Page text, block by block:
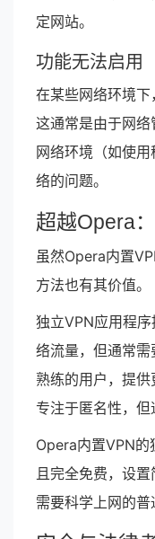
定网站。
功能无法启用
在某些网络环境下
这通常是由于网
网络环境（如使
络的问题。
超越Opera
虽然Opera内置
方法也有其价值。
独立VPN应用程
络流量，但通常
熟练的用户，提
专注于匿名性，但
Opera内置VPN的
且完全免费，设
需要科学上网的普